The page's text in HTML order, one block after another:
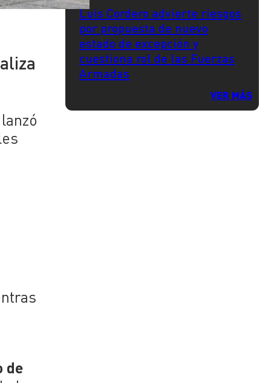
de
Luis Cordero advierte riesgos
por propuesta de nuevo
estado de excepción y
cuestiona rol de las Fuerzas
Armadas
VER MÁS